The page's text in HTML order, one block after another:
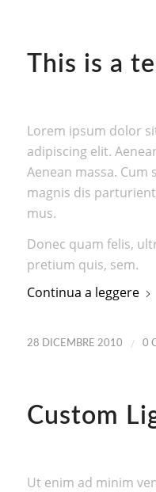
This is a
Lorem ipsum dolor
adipiscing elit.
Aenean massa.
magnis dis
mus.
Donec quam felis,
pretium quis, sem.
Continua a leggere
28 DICEMBRE 2010 / 0
Custom
Ut enim ad minim